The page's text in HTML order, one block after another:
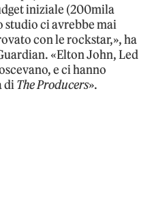
iniziale (200mila
studio ci avrebbe mai
con le rockstar,», ha
«Elton John, Led
e ci hanno
diThe Producers».